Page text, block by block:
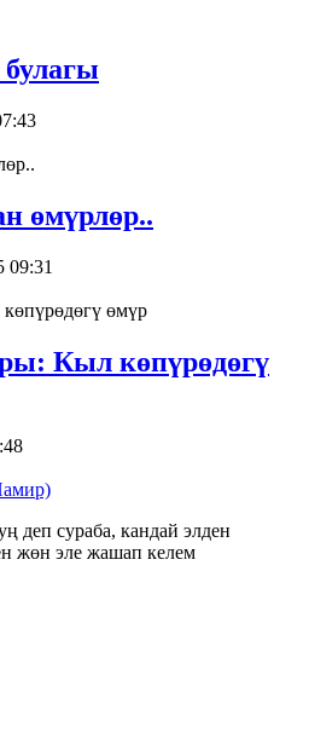
өмүрлөр..
09:31
Кыл көпүрөдөгү
деп сураба, кандай элден
жөн эле жашап келем